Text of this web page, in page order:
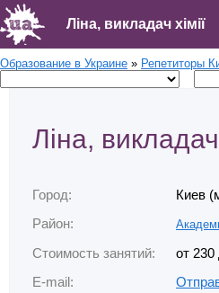
Ліна, викладач хімії
Образование в Украине » Репетиторы
Ліна, викладач
Город:
Киев
Район:
Стоимость занятий:
от 230
E-mail: